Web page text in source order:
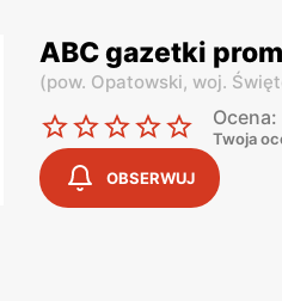
ABC gazetki
(pow. Opatowski, woj.
Twoja
OBSERWUJ